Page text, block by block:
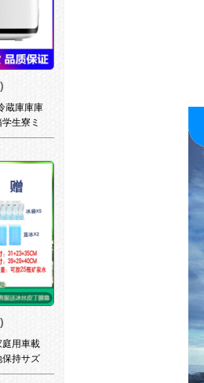
蔵庫庫庫
生寮ミ
茶冷蔵
車家兼
用車載
持サズ
+2個+5